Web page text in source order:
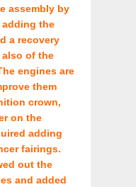
assembly by
the
a recovery
also of the
engines are
them
crown,
on the
adding
fairings.
out the
and added